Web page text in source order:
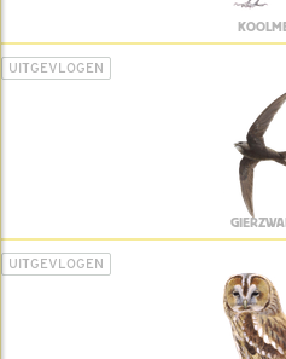
UITGEVLOGEN
UITGEVLOGEN